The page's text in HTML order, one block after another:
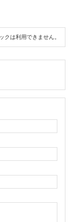
クは利用できません。